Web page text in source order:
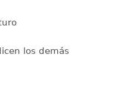
los demás